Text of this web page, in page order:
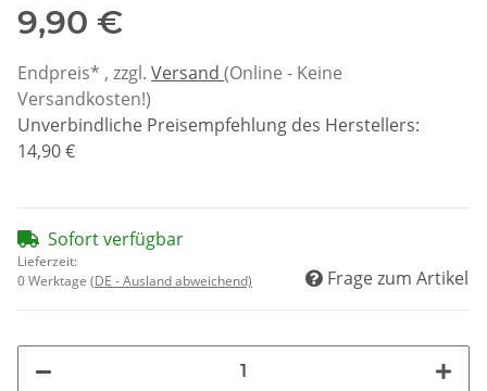
9,90 €
Endpreis* , zzgl. Versand (Online - Keine
Versandkosten!)
Unverbindliche Preisempfehlung des Herstellers:
14,90 €
Sofort verfügbar
Lieferzeit:
0 Werktage (DE - Ausland abweichend) Frage zum Artikel